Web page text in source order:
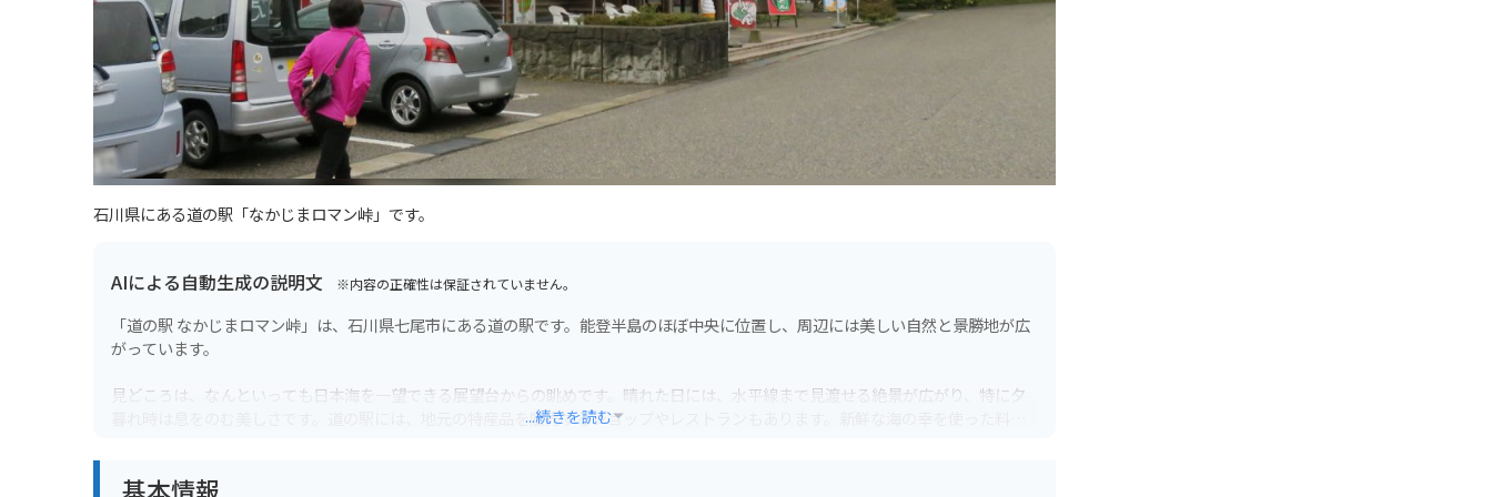
石川県にある道の駅「なかじまロマン峠」です。
AIによる自動生成の説明文 ※内容の正確性は保証されていません。
「道の駅 なかじまロマン峠」は、石川県七尾市にある道の駅です。能登半島のほぼ中央に位置し、周辺には美しい自然と景勝地が広
がっています。
見どころは、なんといっても日本海を一望できる展望台からの眺めです。晴れた日には、水平線まで見渡せる絶景が広がり、特に夕
暮れ時は息をのむ美しさです。道の駅には、地元の特産品を販売するショップやレストランもあります。新鮮な海の幸を使った料理
バイクで訪れる場合、道の駅には広い駐車場が完備されているので安心です。能登半島をツーリングする際の休憩スポットとしても
...続きを読む
基本情報